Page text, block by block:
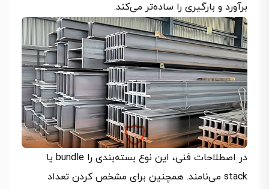
برآورد و بارگیری را ساده‌تر می‌کند.
در اصطلاحات فنی، این نوع بسته‌بندی را bundle یا
stack می‌نامند. همچنین برای مشخص کردن تعداد